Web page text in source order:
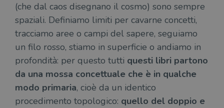
(che dal caos disegnano il cosmo) sono sempre
spaziali. Definiamo limiti per cavarne concetti,
tracciamo aree o campi del sapere, seguiamo
un filo rosso, stiamo in superficie o andiamo in
profondità: per questo tutti questi libri partono
da una mossa concettuale che è in qualche
modo primaria, cioè da un identico
procedimento topologico: quello del doppio e